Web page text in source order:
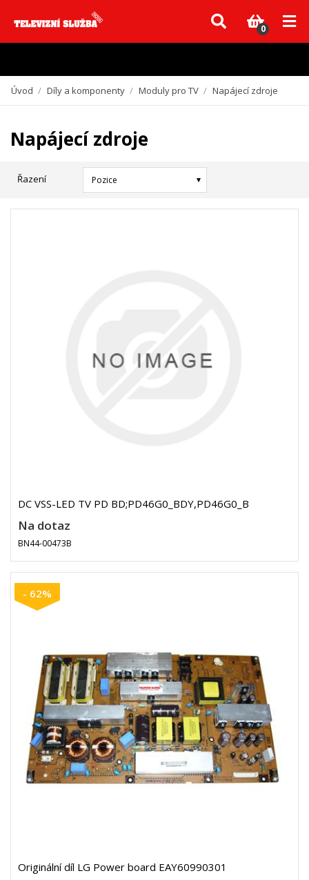
Vzhledem k aktuální situaci se může dodání dílů, které nejsou skladem,
zpozdit. Děkujeme za pochopení.
0
Úvod / Díly a komponenty / Moduly pro TV / Napájecí zdroje
Napájecí zdroje
Řazení Pozice
DC VSS-LED TV PD BD;PD46G0_BDY,PD46G0_B
Na dotaz
BN44-00473B
- 62%
Originální díl LG Power board EAY60990301